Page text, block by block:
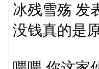
冰残雪殇 发
没钱真的是